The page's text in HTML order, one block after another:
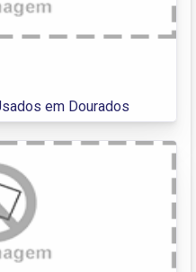
em Dourados